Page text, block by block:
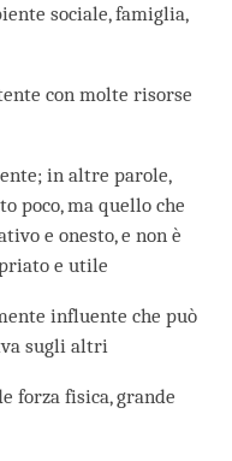
sociale, famiglia,
con molte risorse
in altre parole,
poco, ma quello che
e onesto, e non è
e utile
influente che può
sugli altri
forza fisica, grande